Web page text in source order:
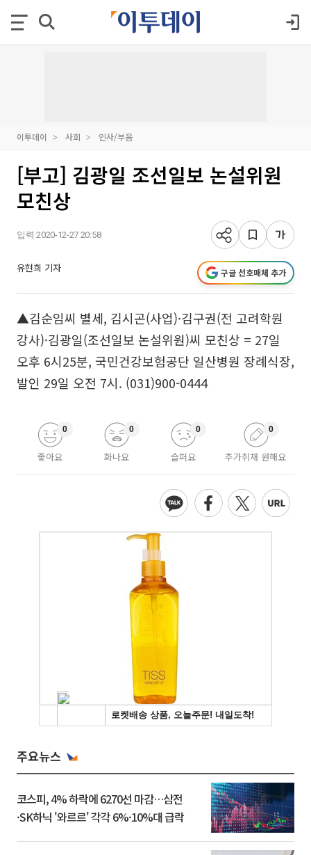
이투데이 사회 인사/부음
[부고] 김광일 조선일보 논설위원
모친상
입력 2020-12-27 20:58
유현희 기자 구글 선호매체 추가
▲김순임씨 별세, 김시곤(사업)·김구권(전 고려학원
강사)·김광일(조선일보 논설위원)씨 모친상 = 27일
오후 6시25분, 국민건강보험공단 일산병원 장례식장,
발인 29일 오전 7시. (031)900-0444
좋아요
0
화나요
0
슬퍼요
0
추가취재 원해요
0
주요뉴스
코스피, 4% 하락에 6270선 마감…삼전
·SK하닉 '와르르' 각각 6%·10%대 급락